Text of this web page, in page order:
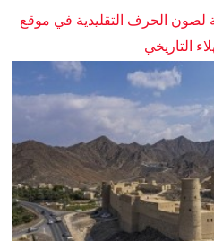
لصون الحرف التقليدية في موقع
التاريخي